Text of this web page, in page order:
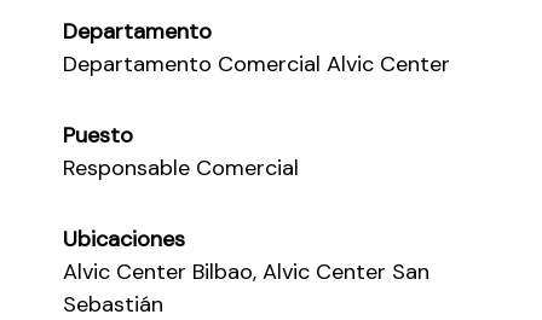
Departamento
Departamento Comercial Alvic Center
Puesto
Responsable Comercial
Ubicaciones
Alvic Center Bilbao, Alvic Center San
Sebastián